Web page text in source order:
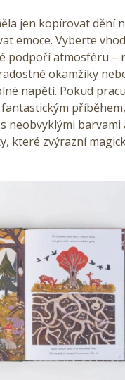
jen kopírovat dění
emoce. Vyberte
podpoří atmosféru –
okamžiky
napětí. Pokud
neobvyklými barvami
které zvýrazní